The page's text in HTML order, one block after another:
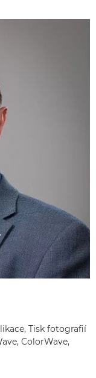
Tisk fotografií
ColorWave,